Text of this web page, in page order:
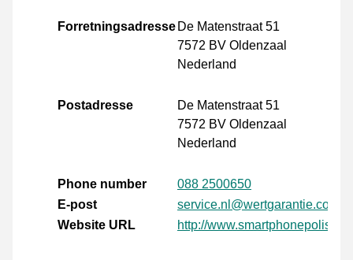
Forretningsadresse De Matenstraat 51
7572 BV Oldenzaal
Nederland
Postadresse
De Matenstraat 51
7572 BV Oldenzaal
Nederland
Phone number
088 2500650
E-post
service.nl@wertgarantie.com
Website URL
http://www.smartphonepolis.nl